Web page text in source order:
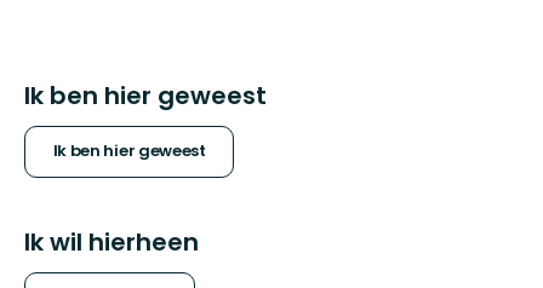
Ik ben hier geweest
Ik ben hier geweest
Ik wil hierheen